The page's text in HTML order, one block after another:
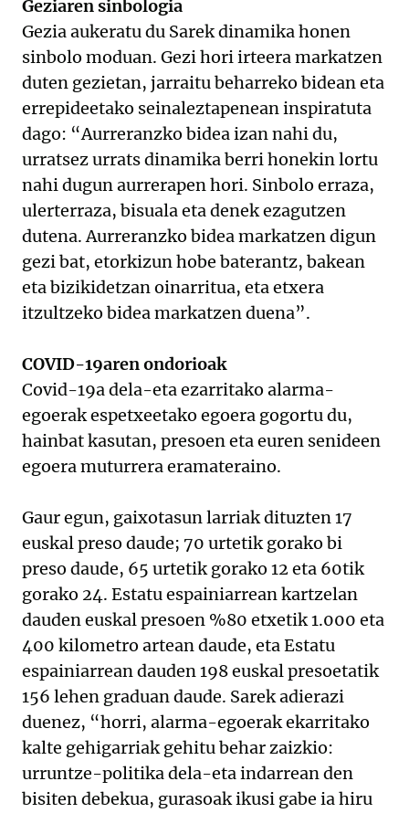
Geziaren sinbologia
Gezia aukeratu du Sarek dinamika honen
sinbolo moduan. Gezi hori irteera markatzen
duten gezietan, jarraitu beharreko bidean eta
errepideetako seinaleztapenean inspiratuta
dago: “Aurreranzko bidea izan nahi du,
urratsez urrats dinamika berri honekin lortu
nahi dugun aurrerapen hori. Sinbolo erraza,
ulerterraza, bisuala eta denek ezagutzen
dutena. Aurreranzko bidea markatzen digun
gezi bat, etorkizun hobe baterantz, bakean
eta bizikidetzan oinarritua, eta etxera
itzultzeko bidea markatzen duena”.
COVID-19aren ondorioak
Covid-19a dela-eta ezarritako alarma-
egoerak espetxeetako egoera gogortu du,
hainbat kasutan, presoen eta euren senideen
egoera muturrera eramateraino.
Gaur egun, gaixotasun larriak dituzten 17
euskal preso daude; 70 urtetik gorako bi
preso daude, 65 urtetik gorako 12 eta 60tik
gorako 24. Estatu espainiarrean kartzelan
dauden euskal presoen %80 etxetik 1.000 eta
400 kilometro artean daude, eta Estatu
espainiarrean dauden 198 euskal presoetatik
156 lehen graduan daude. Sarek adierazi
duenez, “horri, alarma-egoerak ekarritako
kalte gehigarriak gehitu behar zaizkio:
urruntze-politika dela-eta indarrean den
bisiten debekua, gurasoak ikusi gabe ia hiru